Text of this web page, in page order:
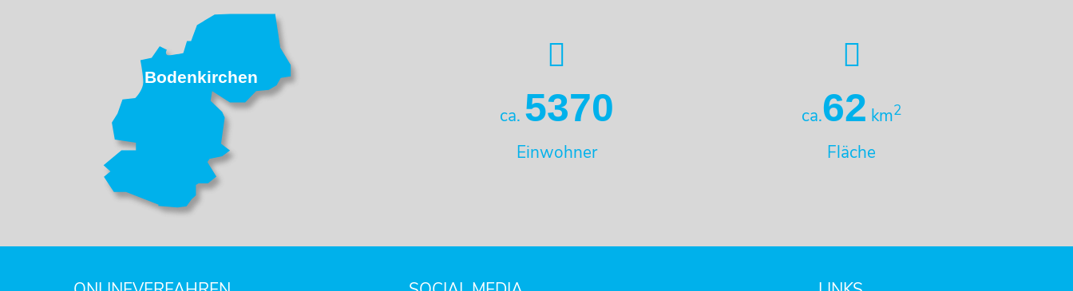
Bodenkirchen
ca. 5370
Einwohner
ca.62 km2
Fläche